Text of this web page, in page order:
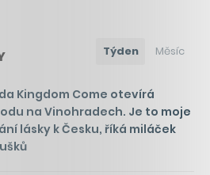
Týden Měsíc
Kingdom Come otevírá
na Vinohradech. Je to moje
lásky k Česku, říká miláček